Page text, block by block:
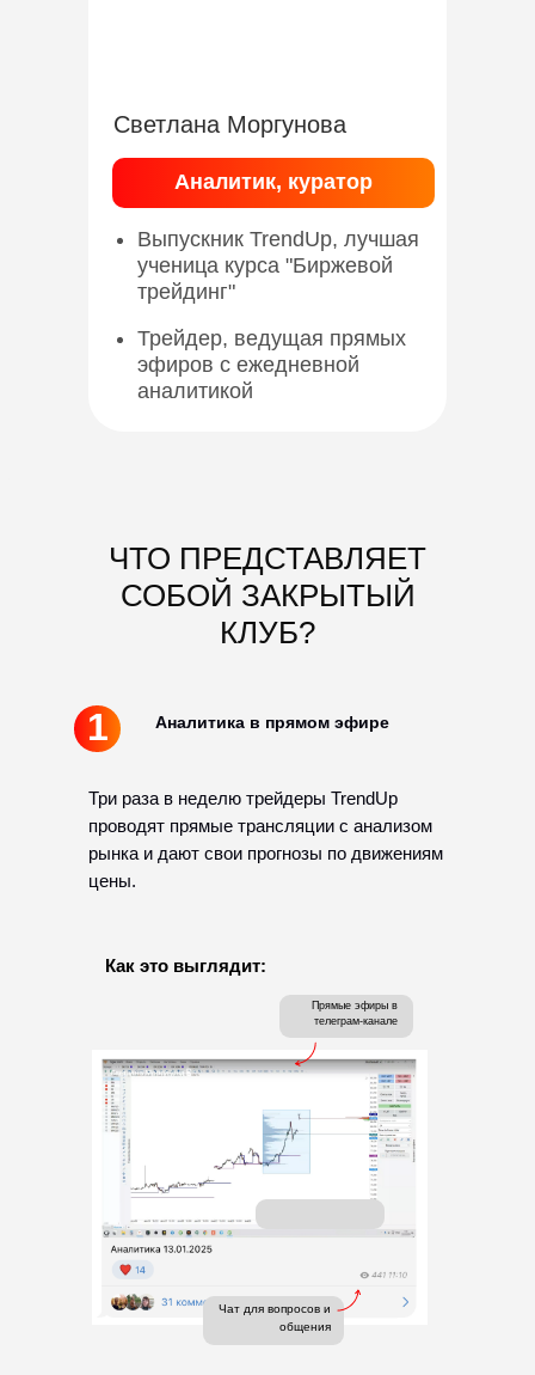
Выпускник TrendUp, лучшая
ученица курса "Биржевой
трейдинг"
Аналитик, куратор
Трейдер, ведущая прямых
эфиров с ежедневной
аналитикой
Светлана Моргунова
1
ЧТО ПРЕДСТАВЛЯЕТ
СОБОЙ ЗАКРЫТЫЙ
КЛУБ?
Аналитика в прямом эфире
Три раза в неделю трейдеры TrendUp
проводят прямые трансляции с анализом
рынка и дают свои прогнозы по движениям
цены.
Как это выглядит:
Чат для вопросов и
общения
Прямые эфиры в
телеграм-канале